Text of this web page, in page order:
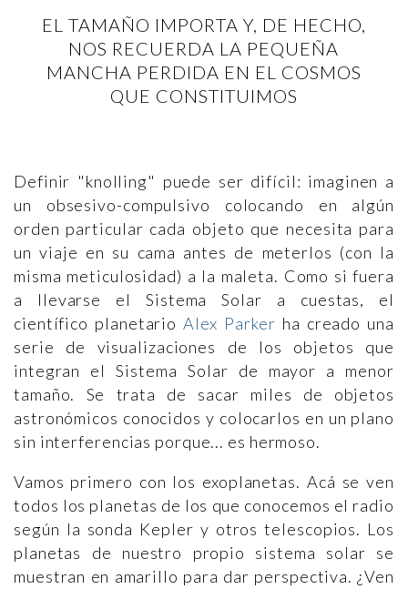
EL TAMAÑO IMPORTA Y, DE HECHO,
NOS RECUERDA LA PEQUEÑA
MANCHA PERDIDA EN EL COSMOS
QUE CONSTITUIMOS
Definir "knolling" puede ser difícil: imaginen a
un obsesivo-compulsivo colocando en algún
orden particular cada objeto que necesita para
un viaje en su cama antes de meterlos (con la
misma meticulosidad) a la maleta. Como si fuera
a llevarse el Sistema Solar a cuestas, el
científico planetarioAlex Parker ha creado una
serie de visualizaciones de los objetos que
integran el Sistema Solar de mayor a menor
tamaño. Se trata de sacar miles de objetos
astronómicos conocidos y colocarlos en un plano
sin interferencias porque... es hermoso.
Vamos primero con los exoplanetas. Acá se ven
todos los planetas de los que conocemos el radio
según la sonda Kepler y otros telescopios. Los
planetas de nuestro propio sistema solar se
muestran en amarillo para dar perspectiva. ¿Ven